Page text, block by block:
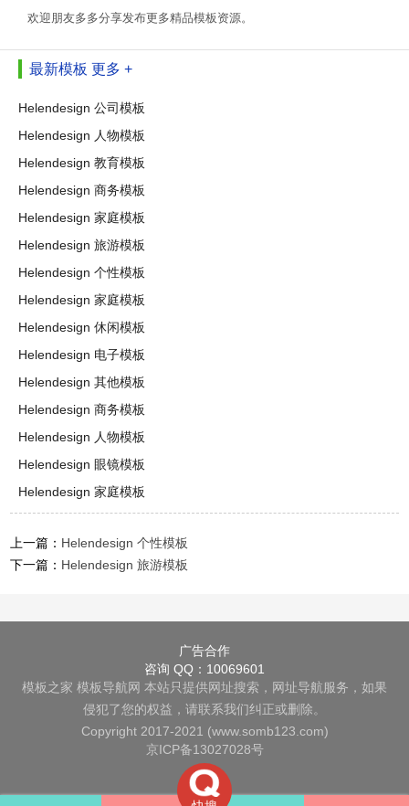
欢迎朋友多多分享发布更多精品模板资源。
最新模板 更多 +
Helendesign 公司模板
Helendesign 人物模板
Helendesign 教育模板
Helendesign 商务模板
Helendesign 家庭模板
Helendesign 旅游模板
Helendesign 个性模板
Helendesign 家庭模板
Helendesign 休闲模板
Helendesign 电子模板
Helendesign 其他模板
Helendesign 商务模板
Helendesign 人物模板
Helendesign 眼镜模板
Helendesign 家庭模板
上一篇： Helendesign 个性模板
下一篇： Helendesign 旅游模板
广告合作
咨询 QQ：10069601
模板之家 模板导航网 本站只提供网址搜索，网址导航服务，如果
侵犯了您的权益，请联系我们纠正或删除。
Copyright 2017-2021 (www.somb123.com)
京ICP备13027028号